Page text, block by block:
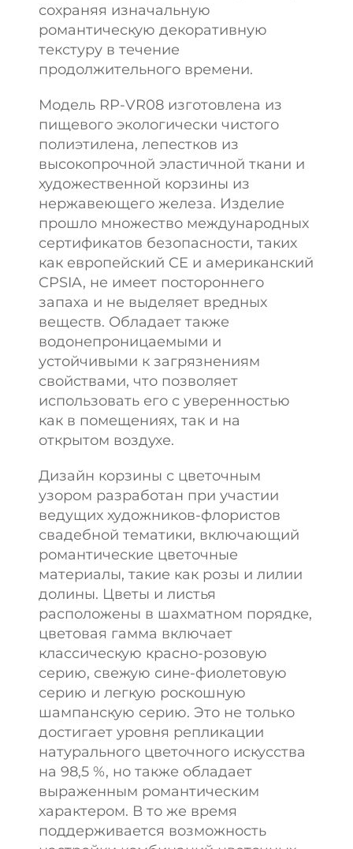
сохраняя изначальную
романтическую декоративную
текстуру в течение
продолжительного времени.
Модель RP-VR08 изготовлена из
пищевого экологически чистого
полиэтилена, лепестков из
высокопрочной эластичной ткани и
художественной корзины из
нержавеющего железа. Изделие
прошло множество международных
сертификатов безопасности, таких
как европейский CE и американский
CPSIA, не имеет постороннего
запаха и не выделяет вредных
веществ. Обладает также
водонепроницаемыми и
устойчивыми к загрязнениям
свойствами, что позволяет
использовать его с уверенностью
как в помещениях, так и на
открытом воздухе.
Дизайн корзины с цветочным
узором разработан при участии
ведущих художников-флористов
свадебной тематики, включающий
романтические цветочные
материалы, такие как розы и лилии
долины. Цветы и листья
расположены в шахматном порядке,
цветовая гамма включает
классическую красно-розовую
серию, свежую сине-фиолетовую
серию и легкую роскошную
шампанскую серию. Это не только
достигает уровня репликации
натурального цветочного искусства
на 98,5 %, но также обладает
выраженным романтическим
характером. В то же время
поддерживается возможность